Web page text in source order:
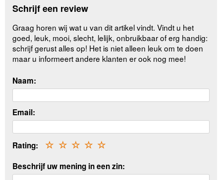
Schrijf een review
Graag horen wij wat u van dit artikel vindt. Vindt u het
goed, leuk, mooi, slecht, lelijk, onbruikbaar of erg handig:
schrijf gerust alles op! Het is niet alleen leuk om te doen
maar u informeert andere klanten er ook nog mee!
Naam:
Email:
Rating: ☆
☆
☆
☆
☆
Beschrijf uw mening in een zin: